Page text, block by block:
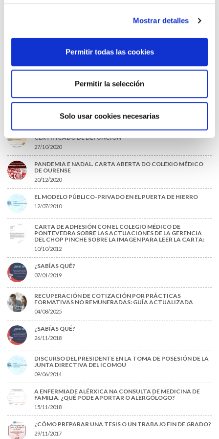
Mostrar detalles
Permitir todas las cookies
Permitir la selección
Solo usar cookies necesarias
INFORME SOBRE LA CONSOLIDACIÓN DE GRADO A LAS/LOS
PUESTOS DE JEFATURA / DIRECCIÓN / COORDINACIÓN
SOSTENIBILIDAD Y SISTEMA SANITARIO: UN COMPROMISO
ACLARACIONES PARA LA CUMPLIMENTACIÓN DEL NUEVO
CERTIFICADO DE DEFUNCIÓN
27/10/2020
PANDEMIA E NADAL. CARTA ABERTA DO COLEXIO MÉDICO
DE OURENSE
20/12/2020
EL MODELO PÚBLICO-PRIVADO EN EL PUERTA DE HIERRO
12/07/2010
CARTA DE ADHESIÓN CON EL COLEGIO MÉDICO DE
PONTEVEDRA SOBRE LAS ACTUACIONES DE LA GERENCIA
DEL CHOP PINCHE SOBRE LA IMAGEN PARA LEER LA CARTA:
10/10/2012
¿SABÍAS QUÉ?
07/01/2019
RECUPERACIÓN DE COTIZACIÓN POR PRÁCTICAS
FORMATIVAS NO REMUNERADAS: GUÍA ACTUALIZADA
04/08/2025
¿SABÍAS QUÉ?
26/11/2018
DISCURSO DEL PRESIDENTE EN LA TOMA DE POSESIÓN DE LA
JUNTA DIRECTIVA DEL ICOMOU
09/06/2014
A ENFERMIADE ALÉRXICA NA CONSULTA DE MEDICINA DE
FAMILIA. ¿QUÉ PODE APORTAR O ALERGÓLOGO?
15/11/2018
¿CÓMO PREPARAR UNA TESIS O UN TRABAJO FIN DE GRADO?
29/11/2017